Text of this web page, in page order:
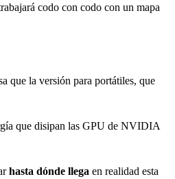
codo con codo con un mapa
que la versión para portátiles, que
que disipan las GPU de NVIDIA
hasta dónde llega en realidad esta